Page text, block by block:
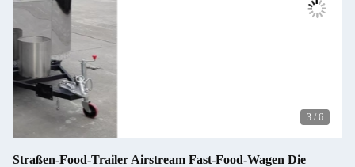
3 / 6
Straßen-Food-Trailer Airstream Fast-Food-Wagen Die